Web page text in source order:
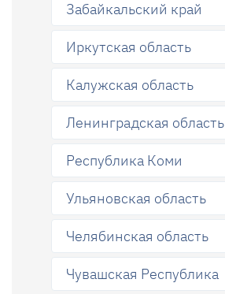
Забайкальский край
Иркутская область
Калужская область
Ленинградская область
Республика Коми
Ульяновская область
Челябинская область
Чувашская Республика